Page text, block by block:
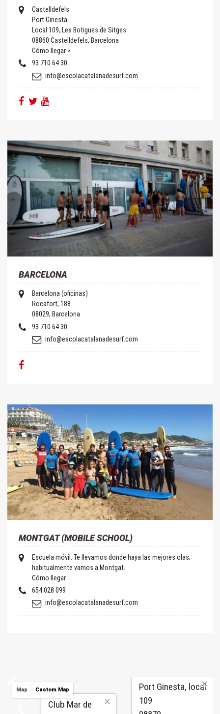
Castelldefels
Port Ginesta
Local 109, Les Botigues de Sitges
08860 Castelldefels, Barcelona
Cómo llegar >
93 710 64 30
info@escolacatalanadesurf.com
BARCELONA
Barcelona (oficinas)
Rocafort, 188
08029, Barcelona
93 710 64 30
info@escolacatalanadesurf.com
MONTGAT (MOBILE SCHOOL)
Escuela móvil. Te llevamos donde haya las mejores olas;
habitualmente vamos a Montgat.
Cómo llegar
654 028 099
info@escolacatalanadesurf.com
Club Mar de
Port Ginesta, local
109
Map Custom Map